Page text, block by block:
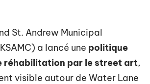
St. Andrew Municipal
a lancé une politique
réhabilitation par le street art,
visible autour de Water Lane